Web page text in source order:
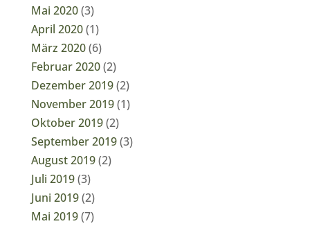
Mai 2020(3)
April 2020(1)
März 2020(6)
Februar 2020(2)
Dezember 2019(2)
November 2019(1)
Oktober 2019(2)
September 2019(3)
August 2019(2)
Juli 2019(3)
Juni 2019(2)
Mai 2019(7)